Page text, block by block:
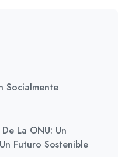
Socialmente
La ONU: Un
Futuro Sostenible